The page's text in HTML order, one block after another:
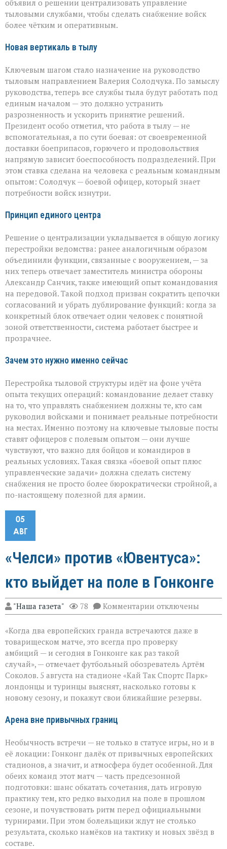
объявил о решении централизовать управление
тыловыми службами, чтобы сделать снабжение войск
более чётким и оперативным.
Новая вертикаль в тылу
Ключевым шагом стало назначение на руководство
тыловым направлением Валерия Солодчука. По замыслу
руководства, теперь все службы тыла будут работать под
единым началом — это должно устранить
разрозненность и ускорить принятие решений.
Президент особо отметил, что работа в тылу — не
вспомогательная, а по сути боевая: от своевременной
доставки боеприпасов, горючего и продовольствия
напрямую зависит боеспособность подразделений. При
этом ставка сделана на человека с реальным командным
опытом: Солодчук — боевой офицер, который знает
потребности войск изнутри.
Принцип единого центра
Решение о централизации укладывается в общую логику
перестройки ведомства: ранее аналогичным образом
объединили функции, связанные с вооружением, — за
них теперь отвечает заместитель министра обороны
Александр Санчик, также имеющий опыт командования
на передовой. Такой подход призван сократить цепочки
согласований и убрать дублирование функций: когда за
конкретный блок отвечает один человек с понятной
зоной ответственности, система работает быстрее и
прозрачнее.
Зачем это нужно именно сейчас
Перестройка тыловой структуры идёт на фоне учёта
опыта текущих операций: командование делает ставку
на то, что управлять снабжением должны те, кто сам
руководил войсками и понимает реальные потребности
на местах. Именно поэтому на ключевые тыловые посты
ставят офицеров с полевым опытом — они лучше
чувствуют, что важно для бойцов и командиров в
реальных условиях. Такая связка «боевой опыт плюс
управленческие задачи» должна сделать систему
снабжения не просто более бюрократически стройной, а
по-настоящему полезной для армии.
05
АВГ
«Челси» против «Ювентуса»:
кто выйдет на поле в Гонконге
"Наша газета" 78 Комментарии к
записи
против
«Ювентуса»:
кто
выйдет
на
поле
в
Гонконге
отключены
«Когда два европейских гранда встречаются даже в
товарищеском матче, это всегда про проверку
амбиций — и сегодня в Гонконге как раз такой
случай», — отмечает футбольный обозреватель Артём
Соколов. 5 августа на стадионе «Кай Так Спортс Парк»
лондонцы и туринцы выяснят, насколько готовы к
новому сезону, и покажут свои ближайшие резервы.
Арена вне привычных границ
Необычность встречи — не только в статусе игры, но и в
её локации: Гонконг далёк от привычных европейских
стадионов, а значит, и атмосфера будет особенной. Для
обеих команд этот матч — часть предсезонной
подготовки: шанс обкатать сочетания, дать игровую
практику тем, кто редко выходил на поле в прошлом
сезоне, и почувствовать ритм перед официальными
турнирами. При этом болельщики ждут не столько
результата, сколько намёков на тактику и новых звёзд в
составе.